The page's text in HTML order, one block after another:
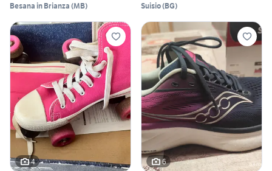
Besana in Brianza (MB) Suisio(BG)
4 6